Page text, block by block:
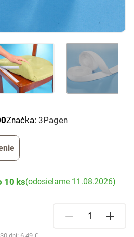
Značka: 3Pagen
10 ks(odosielame 11.08.2026)